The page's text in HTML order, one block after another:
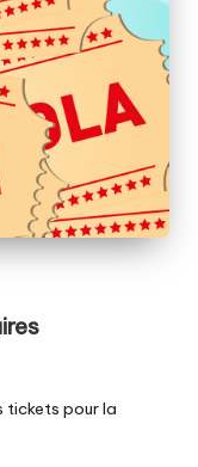
tickets pour la